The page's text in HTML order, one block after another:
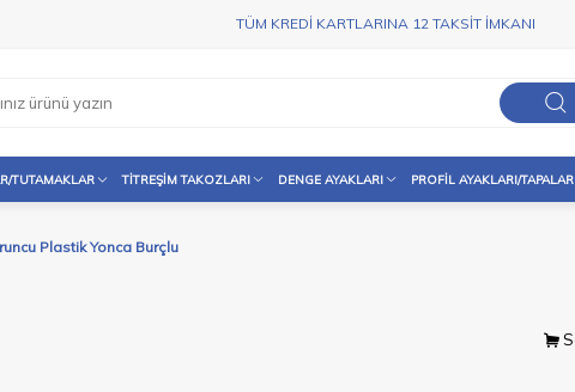
TÜM KREDİ KARTLARINA 12 TAKSİT İMKANI
TUTAMAKLAR TITREŞIM TAKOZLARI DENGE AYAKLARI PROFIL AYAKLARI/
Plastik Yonca Burçlu